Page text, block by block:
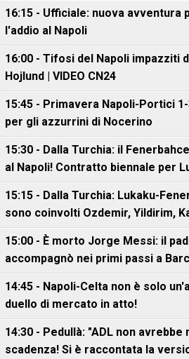
16:15 - Ufficiale: nuova avventura
l'addio al Napoli
16:00 - Tifosi del Napoli impazziti
Hojlund | VIDEO CN24
15:45 - Primavera Napoli-Portici
per gli azzurrini di Nocerino
15:30 - Dalla Turchia: il
al Napoli! Contratto biennale per
15:15 - Dalla Turchia: Lukaku-
sono coinvolti Ozdemir, Yildirim,
15:00 - È morto Jorge Messi: il
accompagnò nei primi passi a
14:45 - Napoli-Celta non è solo
duello di mercato in atto!
14:30 - Pedullà: "ADL non
scadenza! Si è raccontata la